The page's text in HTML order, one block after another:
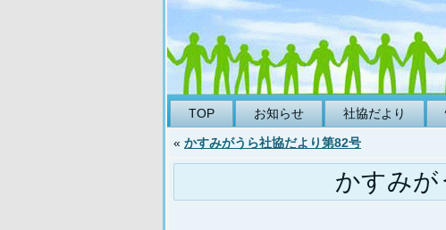
TOP お知らせ 社協だより
« かすみがうら社協だより第82号
かすみが